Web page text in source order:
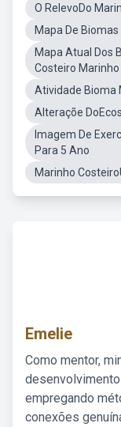
O RelevoDo
Mapa De
Mapa Atual Dos
Costeiro Marinho
Atividade Bioma
Alteraçõe
Imagem De
Para 5 Ano
Marinho
Emelie
Como mentor,
empregando
conexões